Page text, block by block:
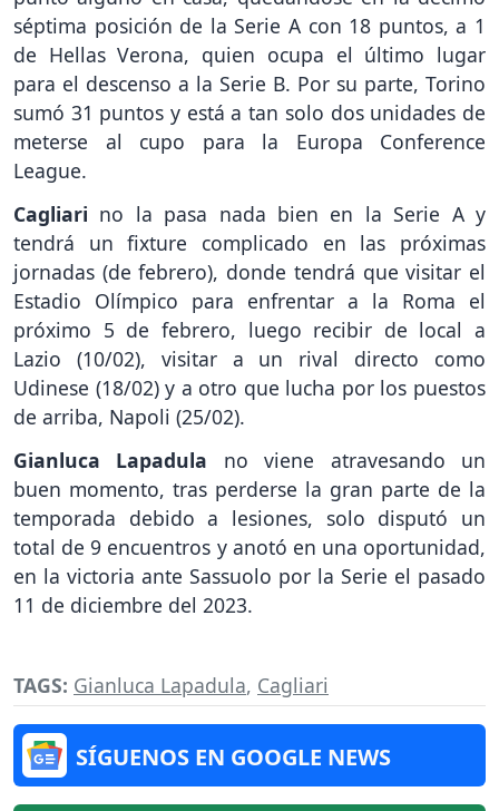
séptima posición de la Serie A con 18 puntos, a 1
de Hellas Verona, quien ocupa el último lugar
para el descenso a la Serie B. Por su parte, Torino
sumó 31 puntos y está a tan solo dos unidades de
meterse al cupo para la Europa Conference
League.
Cagliari no la pasa nada bien en la Serie A y
tendrá un fixture complicado en las próximas
jornadas (de febrero), donde tendrá que visitar el
Estadio Olímpico para enfrentar a la Roma el
próximo 5 de febrero, luego recibir de local a
Lazio (10/02), visitar a un rival directo como
Udinese (18/02) y a otro que lucha por los puestos
de arriba, Napoli (25/02).
Gianluca Lapadula no viene atravesando un
buen momento, tras perderse la gran parte de la
temporada debido a lesiones, solo disputó un
total de 9 encuentros y anotó en una oportunidad,
en la victoria ante Sassuolo por la Serie el pasado
11 de diciembre del 2023.
TAGS: Gianluca Lapadula, Cagliari
SÍGUENOS EN GOOGLE NEWS